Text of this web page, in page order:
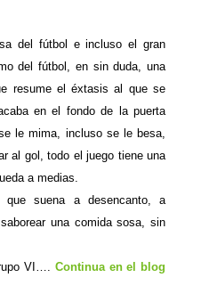
del fútbol e incluso el gran
del fútbol, en sin duda, una
resume el éxtasis al que se
en el fondo de la puerta
le mima, incluso se le besa,
al gol, todo el juego tiene una
a medias.
que suena a desencanto, a
una comida sosa, sin
VI…. Continua en el blog